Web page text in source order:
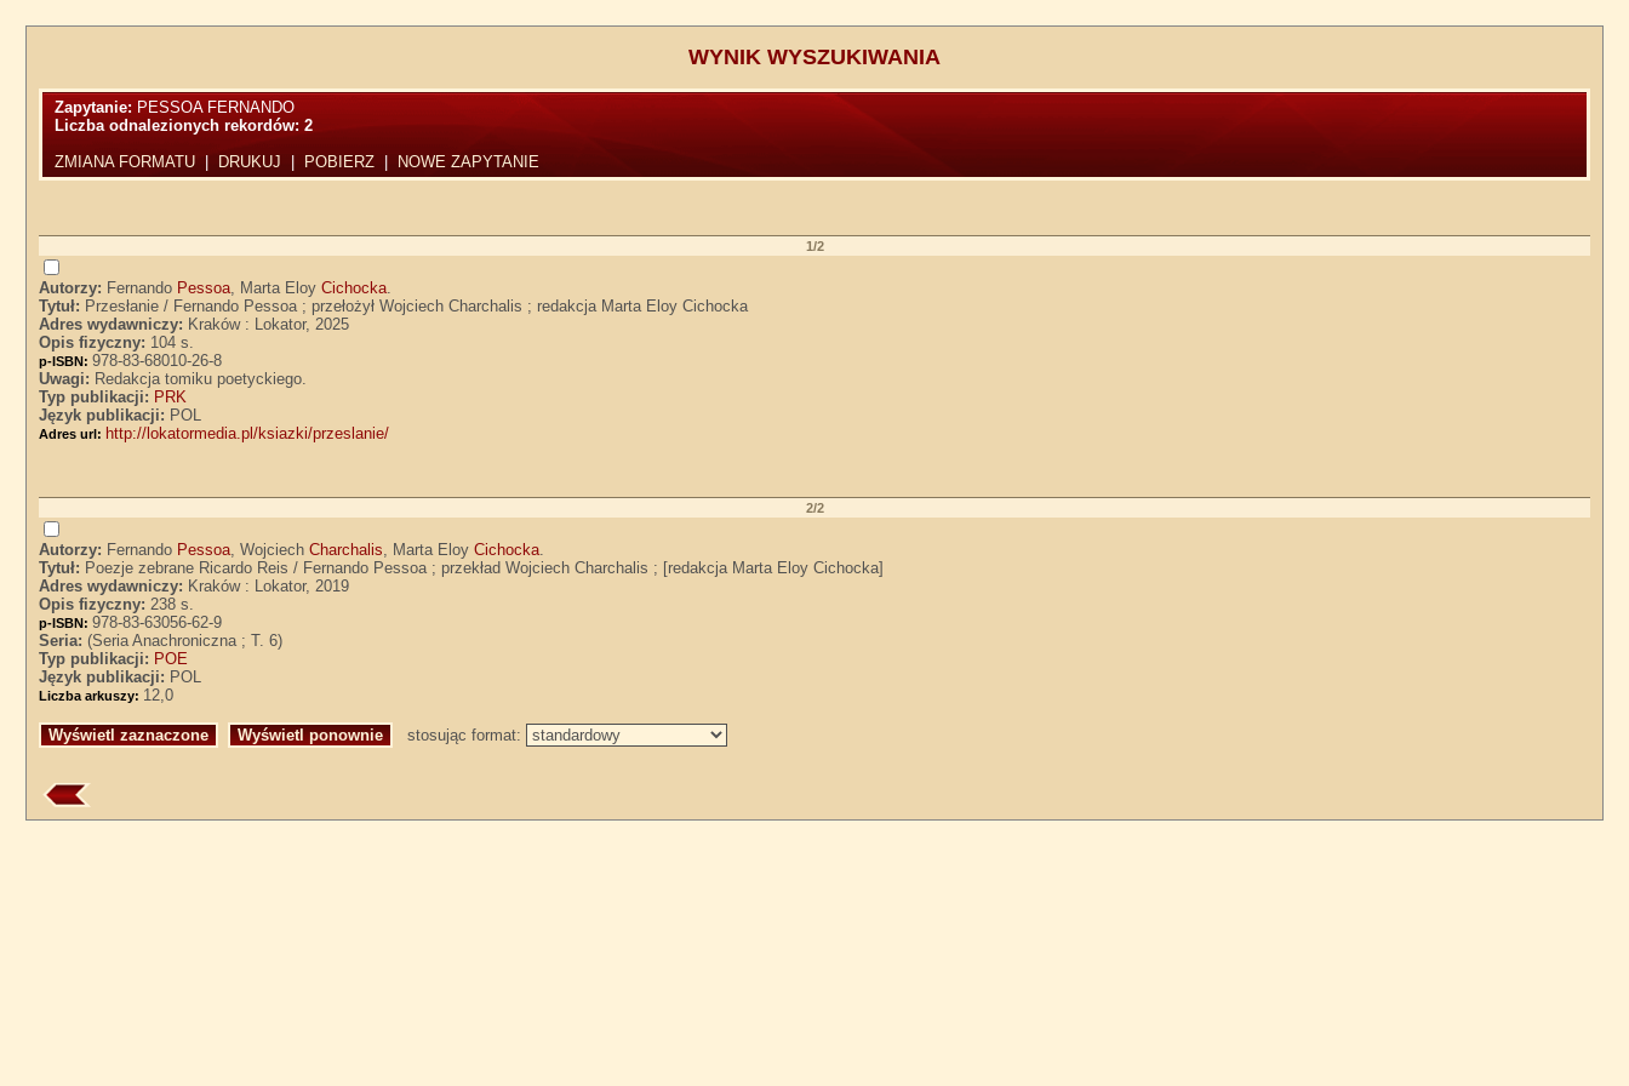
WYNIK WYSZUKIWANIA
Zapytanie: PESSOA FERNANDO
Liczba odnalezionych rekordów:2
ZMIANA FORMATU
DRUKUJ POBIERZ NOWE ZAPYTANIE
1/2
Autorzy: Fernando Pessoa, Marta EloyCichocka.
Tytuł: Przesłanie / Fernando Pessoa ; przełożył Wojciech Charchalis ; redakcja Marta Eloy Cichocka
Adres wydawniczy: Kraków : Lokator, 2025
Opis fizyczny: 104 s.
p-ISBN:978-83-68010-26-8
Uwagi: Redakcja tomiku poetyckiego.
Typ publikacji: PRK
Język publikacji: POL
Adres url: http://lokatormedia.pl/ksiazki/przeslanie/
2/2
Autorzy: Fernando Pessoa, WojciechCharchalis, Marta EloyCichocka.
Tytuł: Poezje zebrane Ricardo Reis / Fernando Pessoa ; przekład Wojciech Charchalis ; [redakcja Marta Eloy Cichocka]
Adres wydawniczy: Kraków : Lokator, 2019
Opis fizyczny:238 s.
p-ISBN:978-83-63056-62-9
Seria:(Seria Anachroniczna ; T. 6)
Typ publikacji: POE
Język publikacji: POL
Liczba arkuszy: 12,0
stosując format: